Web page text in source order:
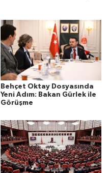
Behçet Oktay Dosyasında
Yeni Adım: Bakan Gürlek ile
Görüşme